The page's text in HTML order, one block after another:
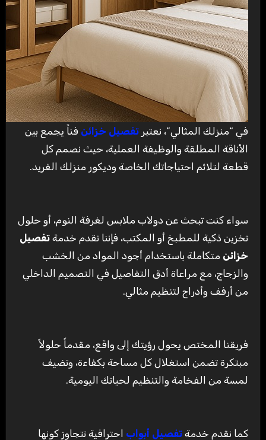
في “منزلك المثالي”، نعتبر تفصيل خزائن فناً يجمع بين
الأناقة المطلقة والوظيفة العملية، حيث نصمم كل
قطعة لتلائم احتياجاتك الخاصة وديكور منزلك الفريد.
سواء كنت تبحث عن دولاب ملابس لغرفة النوم، أو حلول
تخزين ذكية للمطبخ أو المكتب، فإننا نقدم خدمة تفصيل
خزائن متكاملة باستخدام أجود المواد من الخشب
والزجاج، مع مراعاة أدق التفاصيل في التصميم الداخلي
من أرفف وأدراج لتنظيم مثالي.
فريقنا المختص يحول رؤيتك إلى واقع، مقدماً حلولاً
مبتكرة تضمن استغلال كل مساحة بكفاءة، وتضيف
لمسة من الفخامة والتنظيم لحياتك اليومية.
كما نقدم خدمة تفصيل أبواب احترافية تتجاوز كونها